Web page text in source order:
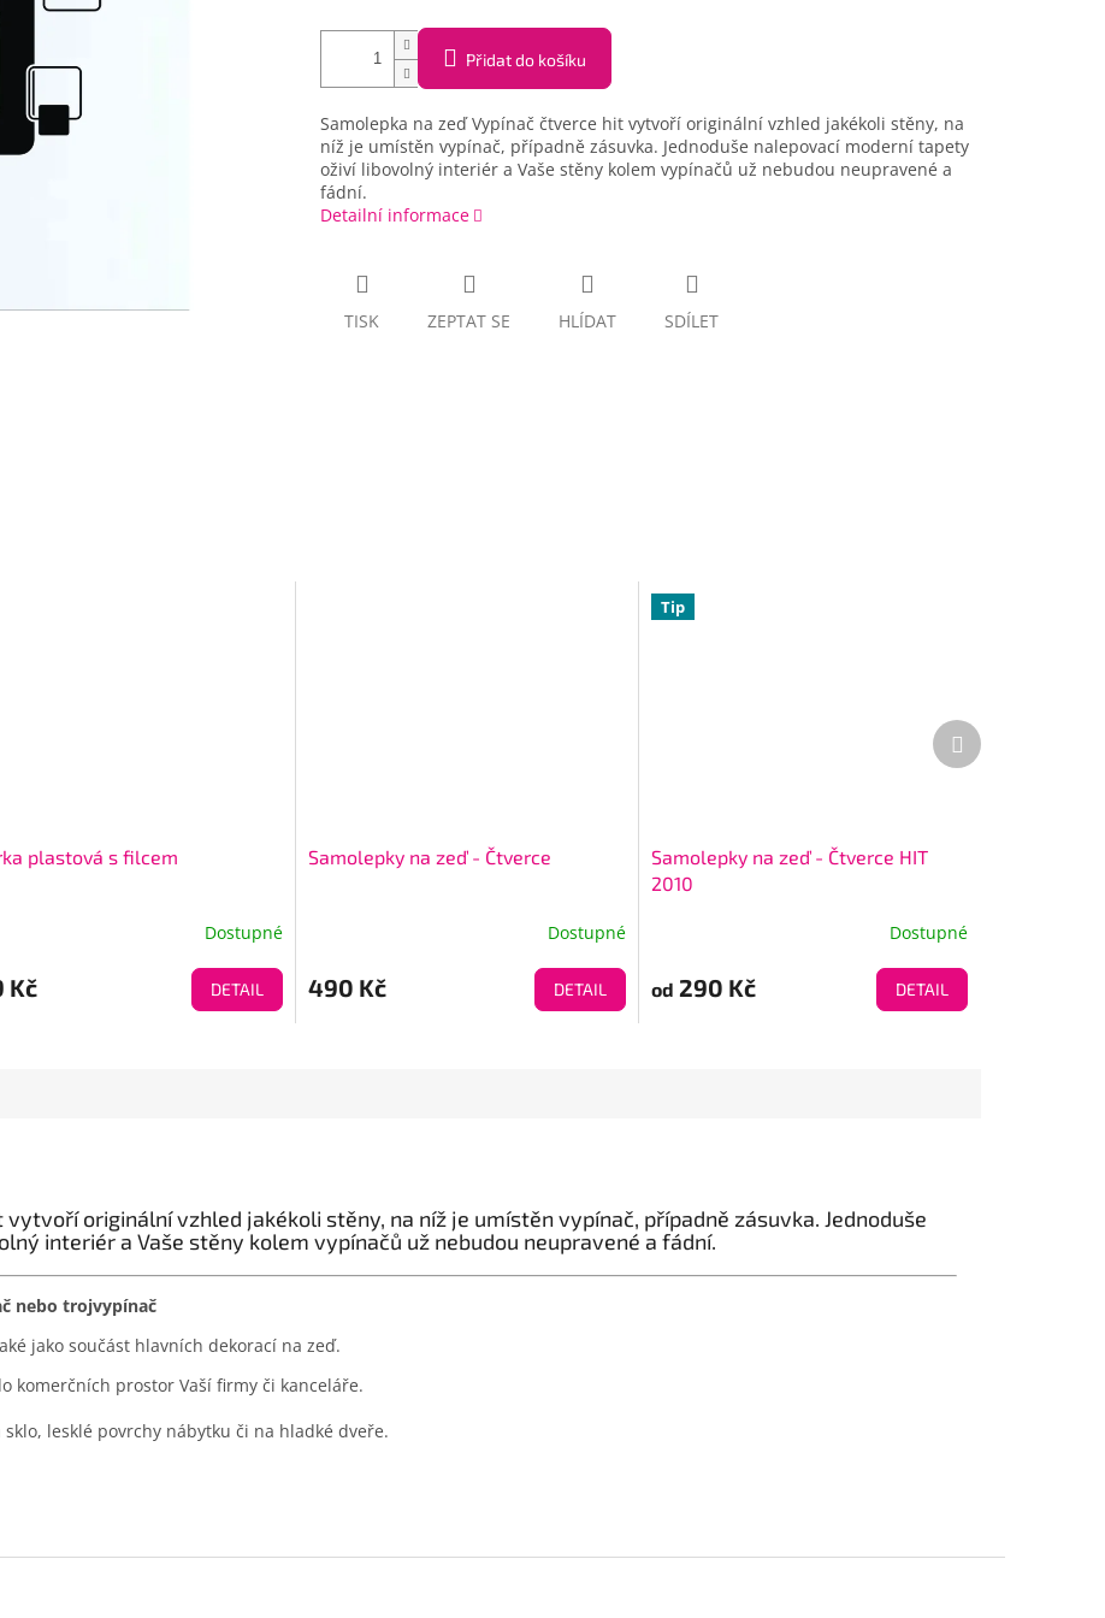
Přidat do košíku
Samolepka na zeď Vypínač čtverce hit vytvoří originální vzhled jakékoli stěny, na
níž je umístěn vypínač, případně zásuvka. Jednoduše nalepovací moderní tapety
oživí libovolný interiér a Vaše stěny kolem vypínačů už nebudou neupravené a
fádní.
Detailní informace
TISK ZEPTAT SE HLÍDAT SDÍLET
plastová s filcem
Dostupné
Kč DETAIL
Samolepky na zeď - Čtverce
Dostupné
490 Kč DETAIL
Tip
Samolepky na zeď - Čtverce HIT
2010
Dostupné
od 290 Kč DETAIL
Další
produkt
originální vzhled jakékoli stěny, na níž je umístěn vypínač, případně zásuvka. Jednoduše
interiér a Vaše stěny kolem vypínačů už nebudou neupravené a fádní.
nebo trojvypínač
jako součást hlavních dekorací na zeď.
komerčních prostor Vaší firmy či kanceláře.
lesklé povrchy nábytku či na hladké dveře.